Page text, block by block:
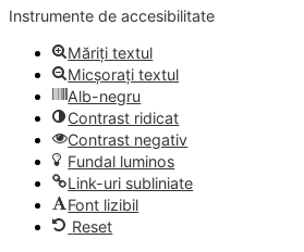
Instrumente de accesibilitate
Măriți textul
Micșorați textul
Alb-negru
Contrast ridicat
Contrast negativ
Fundal luminos
Link-uri subliniate
Font lizibil
Reset